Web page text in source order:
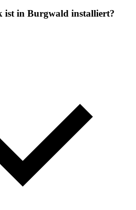
ist in Burgwald installiert?